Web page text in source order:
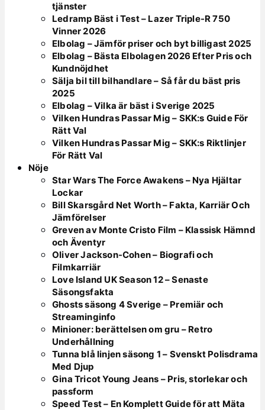
tjänster
Ledramp Bäst i Test – Lazer Triple-R 750
Vinner 2026
Elbolag – Jämför priser och byt billigast 2025
Elbolag – Bästa Elbolagen 2026 Efter Pris och
Kundnöjdhet
Sälja bil till bilhandlare – Så får du bäst pris
2025
Elbolag – Vilka är bäst i Sverige 2025
Vilken Hundras Passar Mig – SKK:s Guide För
Rätt Val
Vilken Hundras Passar Mig – SKK:s Riktlinjer
För Rätt Val
Nöje
Star Wars The Force Awakens – Nya Hjältar
Lockar
Bill Skarsgård Net Worth – Fakta, Karriär Och
Jämförelser
Greven av Monte Cristo Film – Klassisk Hämnd
och Äventyr
Oliver Jackson-Cohen – Biografi och
Filmkarriär
Love Island UK Season 12 – Senaste
Säsongsfakta
Ghosts säsong 4 Sverige – Premiär och
Streaminginfo
Minioner: berättelsen om gru – Retro
Underhållning
Tunna blå linjen säsong 1 – Svenskt Polisdrama
Med Djup
Gina Tricot Young Jeans – Pris, storlekar och
passform
Speed Test – En Komplett Guide för att Mäta